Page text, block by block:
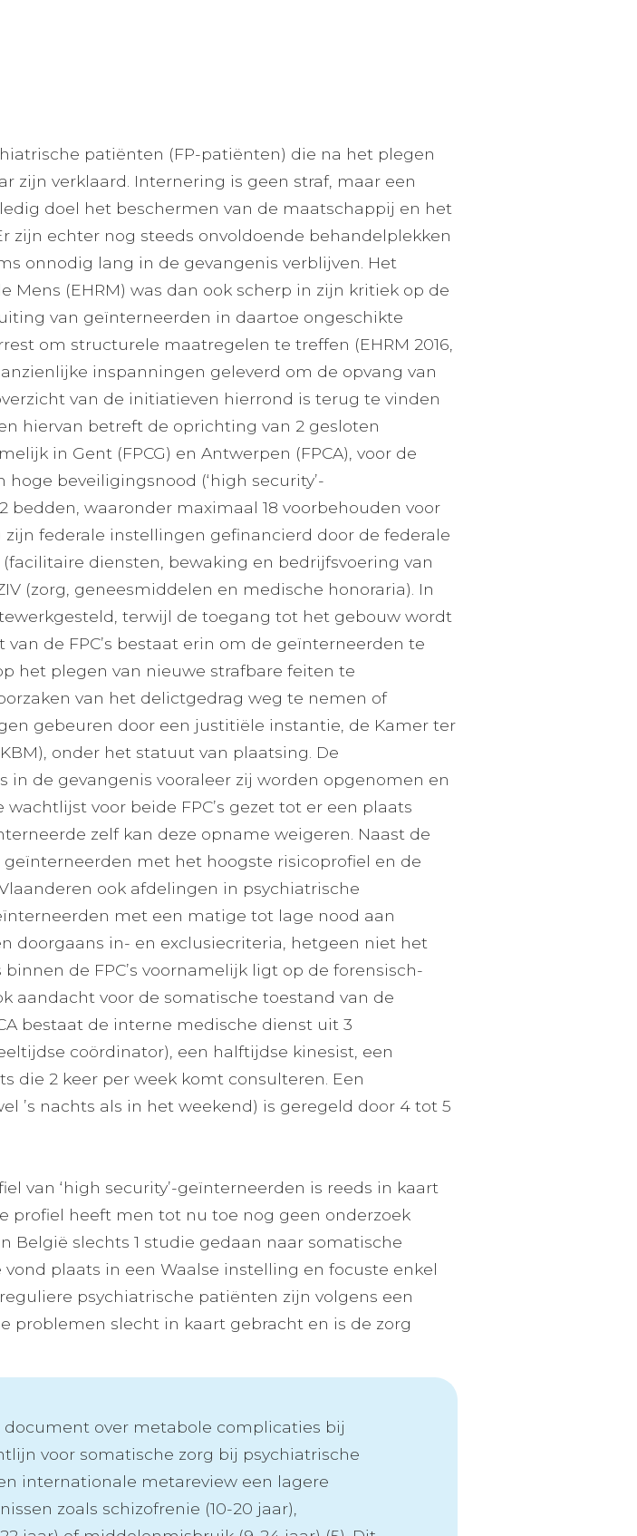
patiënten (FP-patiënten) die na het plegen
zijn verklaard. Internering is geen straf, maar een
doel het beschermen van de maatschappij en het
zijn echter nog steeds onvoldoende behandelplekken
onnodig lang in de gevangenis verblijven. Het
Mens (EHRM) was dan ook scherp in zijn kritiek op de
van geïnterneerden in daartoe ongeschikte
om structurele maatregelen te treffen (EHRM 2016,
inspanningen geleverd om de opvang van
van de initiatieven hierrond is terug te vinden
hiervan betreft de oprichting van 2 gesloten
in Gent (FPCG) en Antwerpen (FPCA), voor de
beveiligingsnood (‘high security’-
bedden, waaronder maximaal 18 voorbehouden voor
zijn federale instellingen gefinancierd door de federale
diensten, bewaking en bedrijfsvoering van
(zorg, geneesmiddelen en medische honoraria). In
terwijl de toegang tot het gebouw wordt
de FPC’s bestaat erin om de geïnterneerden te
het plegen van nieuwe strafbare feiten te
van het delictgedrag weg te nemen of
gebeuren door een justitiële instantie, de Kamer ter
onder het statuut van plaatsing. De
in de gevangenis vooraleer zij worden opgenomen en
voor beide FPC’s gezet tot er een plaats
zelf kan deze opname weigeren. Naast de
geïnterneerden met het hoogste risicoprofiel en de
ook afdelingen in psychiatrische
met een matige tot lage nood aan
doorgaans in- en exclusiecriteria, hetgeen niet het
binnen de FPC’s voornamelijk ligt op de forensisch-
aandacht voor de somatische toestand van de
bestaat de interne medische dienst uit 3
coördinator), een halftijdse kinesist, een
die 2 keer per week komt consulteren. Een
’s nachts als in het weekend) is geregeld door 4 tot 5
van ‘high security’-geïnterneerden is reeds in kaart
profiel heeft men tot nu toe nog geen onderzoek
België slechts 1 studie gedaan naar somatische
plaats in een Waalse instelling en focuste enkel
psychiatrische patiënten zijn volgens een
problemen slecht in kaart gebracht en is de zorg
document over metabole complicaties bij
voor somatische zorg bij psychiatrische
internationale metareview een lagere
zoals schizofrenie (10-20 jaar),